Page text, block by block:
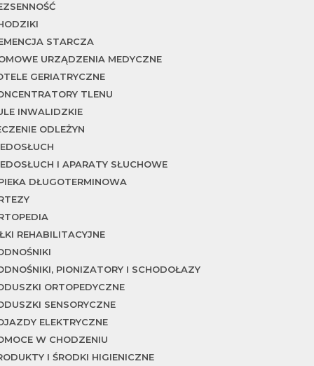
STARCZA
URZĄDZENIA MEDYCZNE
GERIATRYCZNE
TLENU
INWALIDZKIE
ODLEŻYN
I APARATY SŁUCHOWE
DŁUGOTERMINOWA
REHABILITACYJNE
PIONIZATORY I SCHODOŁAZY
ORTOPEDYCZNE
SENSORYCZNE
ELEKTRYCZNE
W CHODZENIU
I ŚRODKI HIGIENICZNE